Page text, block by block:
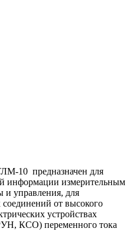
10 предназначен для
информации измерительным
и управления, для
от высокого
устройствах
КСО) переменного тока